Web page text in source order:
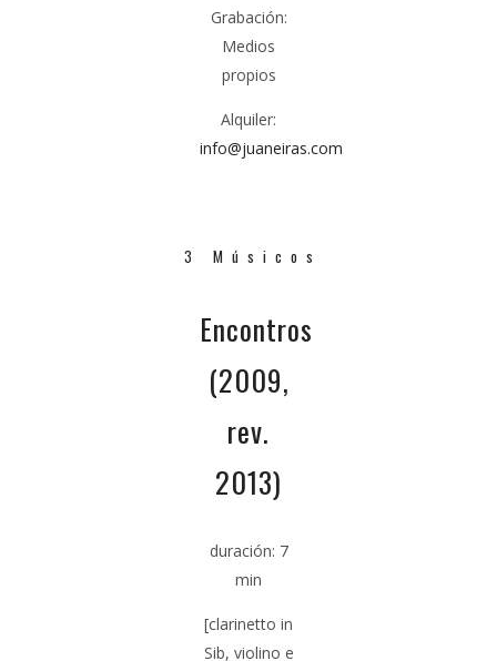
Grabación:
Medios
propios
Alquiler:
info@juaneiras.com
3 Músicos
Encontros
(2009,
rev.
2013)
duración: 7
min
[clarinetto in
Sib, violino e